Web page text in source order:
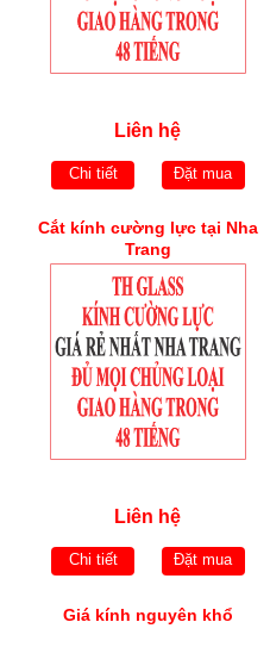
Liên hệ
Chi tiết Đặt mua
Cắt kính cường lực tại Nha
Trang
Liên hệ
Chi tiết Đặt mua
Giá kính nguyên khổ